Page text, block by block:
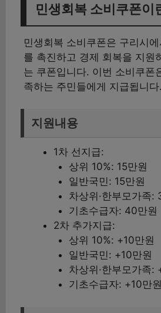
민생회복 소비쿠폰이
민생회복 소비쿠폰은 구리시
를 촉진하고 경제 회복을 지원
는 쿠폰입니다. 이번 소비쿠폰
족하는 주민들에게 지급됩니다.
지원내용
1차 선지급:
상위 10%: 15만원
일반국민: 15만원
차상위·한부모가족:
기초수급자: 40만원
2차 추가지급:
상위 10%: +10만원
일반국민: +10만원
차상위·한부모가족:
기초수급자: +10만원